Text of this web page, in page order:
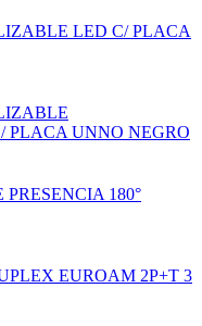
LED C/ PLACA
PLACA UNNO NEGRO
180°
EUROAM 2P+T 3